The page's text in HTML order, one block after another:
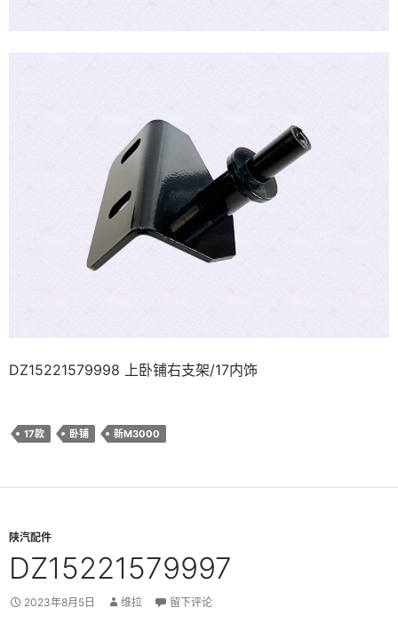
DZ15221579998 上卧铺右支架/17内饰
17款 卧铺 新M3000
陕汽配件
DZ15221579997
2023年8月5日 维拉 留下评论